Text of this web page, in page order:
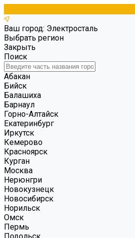
Ваш город: Электросталь
Выбрать регион
Закрыть
Поиск
Абакан
Бийск
Балашиха
Барнаул
Горно-Алтайск
Екатеринбург
Иркутск
Кемерово
Красноярск
Курган
Москва
Нерюнгри
Новокузнецк
Новосибирск
Норильск
Омск
Пермь